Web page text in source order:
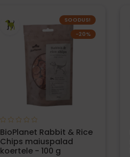
SOODUS!
−20%
BioPlanet Rabbit & Rice
Chips maiuspalad
koertele - 100 g